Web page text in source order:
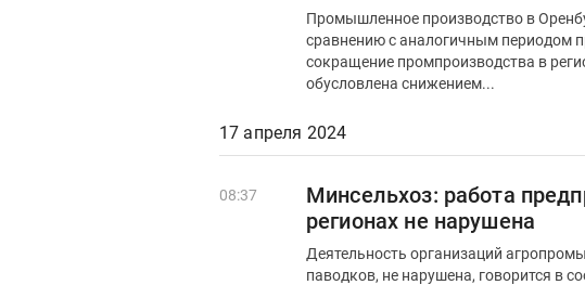
Промышленное производство в
сравнению с аналогичным периодом
сокращение промпроизводства в регионе составило
обусловлена снижением...
17 апреля 2024
08:37
Минсельхоз: работа
регионах не нарушена
Деятельность организаций
паводков, не нарушена, говорится в